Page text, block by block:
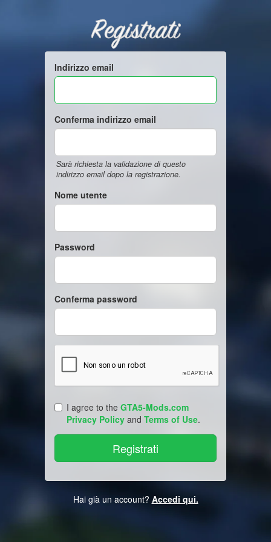
Registrati
Indirizzo email
Conferma indirizzo email
Sarà richiesta la validazione di questo
indirizzo email dopo la registrazione.
Nome utente
Password
Conferma password
I agree to the GTA5-Mods.com
Privacy Policy and Terms of Use.
Hai già un account? Accedi qui.